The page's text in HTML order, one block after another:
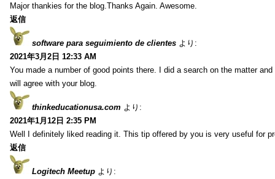
Major thankies for the blog.Thanks Again. Awesome.
返信
software para seguimiento de clientes より:
2021年3月2日 12:33 AM
You made a number of good points there. I did a search on the matter
will agree with your blog.
thinkeducationusa.com より:
2021年1月12日 2:35 PM
Well I definitely liked reading it. This tip offered by you is very useful for
返信
Logitech Meetup より: